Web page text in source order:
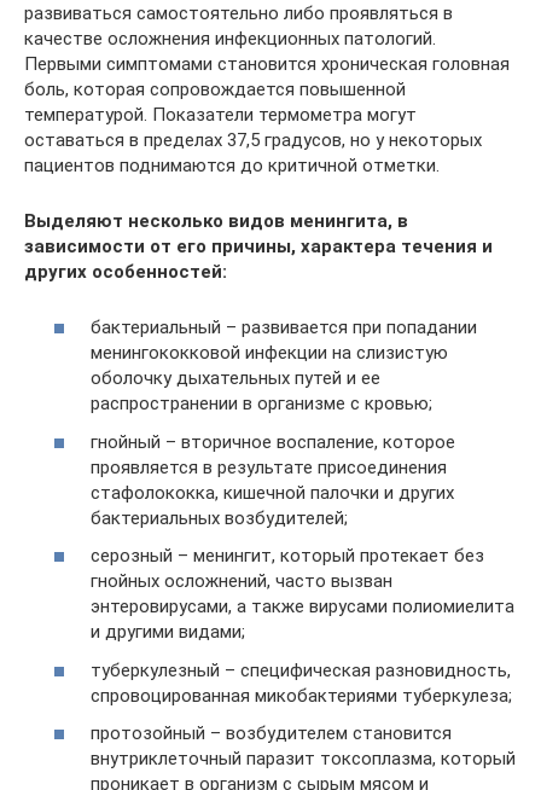
развиваться самостоятельно либо проявляться в
качестве осложнения инфекционных патологий.
Первыми симптомами становится хроническая головная
боль, которая сопровождается повышенной
температурой. Показатели термометра могут
оставаться в пределах 37,5 градусов, но у некоторых
пациентов поднимаются до критичной отметки.
Выделяют несколько видов менингита, в
зависимости от его причины, характера течения и
других особенностей:
бактериальный – развивается при попадании
менингококковой инфекции на слизистую
оболочку дыхательных путей и ее
распространении в организме с кровью;
гнойный – вторичное воспаление, которое
проявляется в результате присоединения
стафолококка, кишечной палочки и других
бактериальных возбудителей;
серозный – менингит, который протекает без
гнойных осложнений, часто вызван
энтеровирусами, а также вирусами полиомиелита
и другими видами;
туберкулезный – специфическая разновидность,
спровоцированная микобактериями туберкулеза;
протозойный – возбудителем становится
внутриклеточный паразит токсоплазма, который
проникает в организм с сырым мясом и